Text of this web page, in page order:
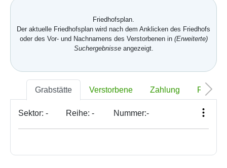
Friedhofsplan.
Der aktuelle Friedhofsplan wird nach dem Anklicken des Friedhofs
oder des Vor- und Nachnamens des Verstorbenen in (Erweiterte)
Suchergebnisseangezeigt.
Grabstätte Verstorbene Zahlung Foto
Sektor: - Reihe: - Nummer:-